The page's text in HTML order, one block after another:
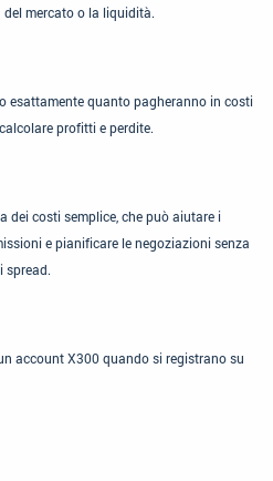
mercato o la liquidità.
esattamente quanto pagheranno in costi
profitti e perdite.
costi semplice, che può aiutare i
e pianificare le negoziazioni senza
spread.
account X300 quando si registrano su